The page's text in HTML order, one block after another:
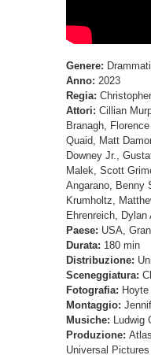
Genere:
Anno: 2023
Regia:
Attori: Cillian
Branagh,
Quaid, Matt
Downey Jr.,
Malek, Scott
Angarano, Benny
Krumholtz,
Ehrenreich,
Paese: USA,
Durata: 180 min
Distribuzione:
Sceneggiatura:
Fotografia:
Montaggio:
Musiche: Ludwig
Produzione:
Universal Pictures